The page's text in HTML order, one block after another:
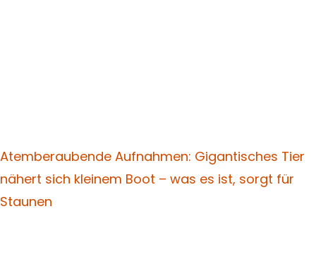
Atemberaubende Aufnahmen: Gigantisches Tier
nähert sich kleinem Boot – was es ist, sorgt für
Staunen